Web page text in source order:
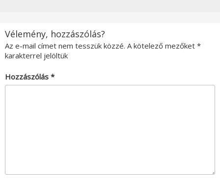
Vélemény, hozzászólás?
Az e-mail címet nem tesszük közzé. A kötelező mezőket *
karakterrel jelöltük
Hozzászólás *